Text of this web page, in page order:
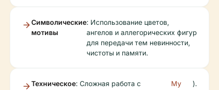
Символические
мотивы
: Использование цветов,
ангелов и аллегорических фигур
для передачи тем невинности,
чистоты и памяти.
Техническое: Сложная работа с
My
).